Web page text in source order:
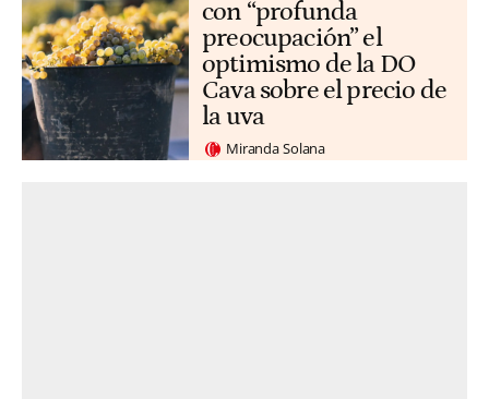
con “profunda
preocupación” el
optimismo de la DO
Cava sobre el precio de
la uva
Miranda Solana